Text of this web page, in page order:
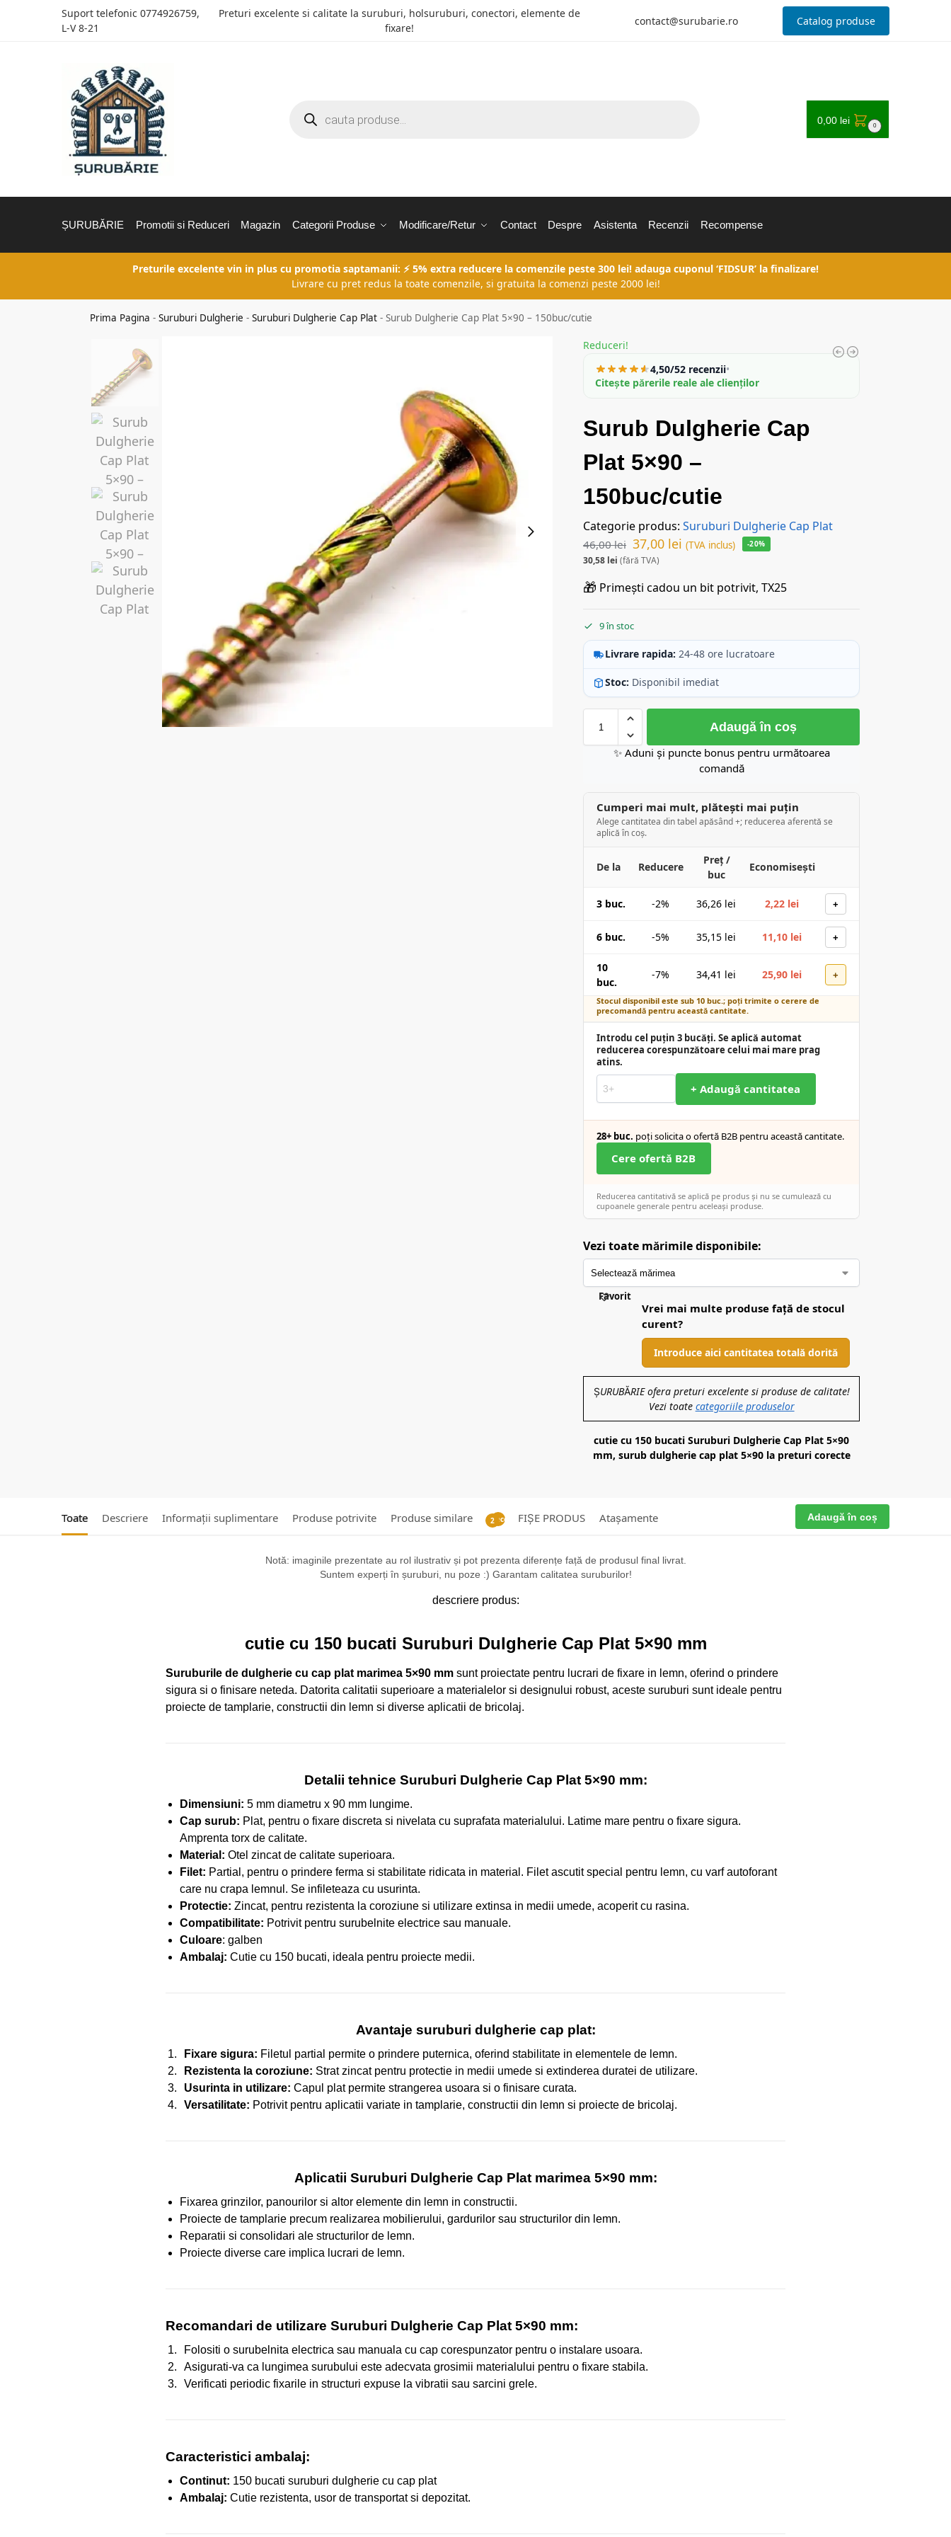
Suport telefonic 0774926759,
L-V 8-21
Preturi excelente si calitate la suruburi, holsuruburi, conectori, elemente de
fixare!
contact@surubarie.ro Catalog produse
0,00 lei 0
ȘURUBĂRIE Promotii si Reduceri Magazin Categorii Produse Modificare/Retur Contact Despre Asistenta Recenzii Recompense
Preturile excelente vin in plus cu promotia saptamanii: ⚡ 5% extra reducere la comenzile peste 300 lei! adauga cuponul ‘FIDSUR’ la finalizare!
Livrare cu pret redus la toate comenzile, si gratuita la comenzi peste 2000 lei!
Prima Pagina -Suruburi Dulgherie -Suruburi Dulgherie Cap Plat -Surub Dulgherie Cap Plat 5×90 – 150buc/cutie
Reduceri!
4,50/52 recenzii•
Citește părerile reale ale clienților
Surub Dulgherie Cap
Plat 5×90 –
150buc/cutie
Categorie produs:Suruburi Dulgherie Cap Plat
46,00lei 37,00 lei (TVA inclus)
30,58 lei (fără TVA)
-20%
🎁 Primești cadou un bit potrivit, TX25
9 în stoc
Livrare rapida: 24-48 ore lucratoare
Stoc: Disponibil imediat
Adaugă în coș
✨ Aduni și puncte bonus pentru următoarea
comandă
Cumperi mai mult, plătești mai puțin
Alege cantitatea din tabel apăsând +; reducerea aferentă se
aplică în coș.
De la Reducere
Preț /
buc
Economisești
3 buc. -2% 36,26 lei 2,22 lei +
6 buc. -5% 35,15 lei 11,10 lei +
10
buc.
-7% 34,41 lei 25,90 lei +
Stocul disponibil este sub 10 buc.; poți trimite o cerere de
precomandă pentru această cantitate.
Introdu cel puțin 3 bucăți. Se aplică automat
reducerea corespunzătoare celui mai mare prag
atins.
+ Adaugă cantitatea
28+ buc. poți solicita o ofertă B2B pentru această cantitate.
Cere ofertă B2B
Reducerea cantitativă se aplică pe produs și nu se cumulează cu
cupoanele generale pentru aceleași produse.
Vezi toate mărimile disponibile:
Favorit
Vrei mai multe produse față de stocul
curent?
Introduce aici cantitatea totală dorită
ȘURUBĂRIE ofera preturi excelente si produse de calitate!
Vezi toate categoriile produselor
cutie cu 150 bucati Suruburi Dulgherie Cap Plat 5×90
mm, surub dulgherie cap plat 5×90 la preturi corecte
Toate Descriere Informații suplimentare Produse potrivite Produse similare Recenzii
2 FIȘE PRODUS Atașamente Adaugă în coș
Notă: imaginile prezentate au rol ilustrativ și pot prezenta diferențe față de produsul final livrat.
Suntem experți în șuruburi, nu poze :) Garantam calitatea suruburilor!
descriere produs:
cutie cu 150 bucati Suruburi Dulgherie Cap Plat 5×90 mm
Suruburile de dulgherie cu cap plat marimea 5×90 mmsunt proiectate pentru lucrari de fixare in lemn, oferind o prindere
sigura si o finisare neteda. Datorita calitatii superioare a materialelor si designului robust, aceste suruburi sunt ideale pentru
proiecte de tamplarie, constructii din lemn si diverse aplicatii de bricolaj.
Detalii tehnice Suruburi Dulgherie Cap Plat 5×90 mm:
Dimensiuni: 5 mm diametru x 90 mm lungime.
Cap surub: Plat, pentru o fixare discreta si nivelata cu suprafata materialului. Latime mare pentru o fixare sigura.
Amprenta torx de calitate.
Material: Otel zincat de calitate superioara.
Filet: Partial, pentru o prindere ferma si stabilitate ridicata in material. Filet ascutit special pentru lemn, cu varf autoforant
care nu crapa lemnul. Se infileteaza cu usurinta.
Protectie: Zincat, pentru rezistenta la coroziune si utilizare extinsa in medii umede, acoperit cu rasina.
Compatibilitate: Potrivit pentru surubelnite electrice sau manuale.
Culoare: galben
Ambalaj: Cutie cu 150 bucati, ideala pentru proiecte medii.
Avantaje suruburi dulgherie cap plat:
Fixare sigura: Filetul partial permite o prindere puternica, oferind stabilitate in elementele de lemn.
Rezistenta la coroziune: Strat zincat pentru protectie in medii umede si extinderea duratei de utilizare.
Usurinta in utilizare: Capul plat permite strangerea usoara si o finisare curata.
Versatilitate: Potrivit pentru aplicatii variate in tamplarie, constructii din lemn si proiecte de bricolaj.
Aplicatii Suruburi Dulgherie Cap Plat marimea 5×90 mm:
Fixarea grinzilor, panourilor si altor elemente din lemn in constructii.
Proiecte de tamplarie precum realizarea mobilierului, gardurilor sau structurilor din lemn.
Reparatii si consolidari ale structurilor de lemn.
Proiecte diverse care implica lucrari de lemn.
Recomandari de utilizare Suruburi Dulgherie Cap Plat 5×90 mm:
Folositi o surubelnita electrica sau manuala cu cap corespunzator pentru o instalare usoara.
Asigurati-va ca lungimea surubului este adecvata grosimii materialului pentru o fixare stabila.
Verificati periodic fixarile in structuri expuse la vibratii sau sarcini grele.
Caracteristici ambalaj:
Continut: 150 bucati suruburi dulgherie cu cap plat
Ambalaj: Cutie rezistenta, usor de transportat si depozitat.